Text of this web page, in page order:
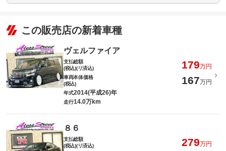
この販売店の新着車種
ヴェルファイア
支払総額
(税込)(リ済込)
179万円
車両本体価格
(税込)
167万円
年式2014(平成26)年
走行14.0万km
８６
支払総額
(税込)(リ済込)
279万円